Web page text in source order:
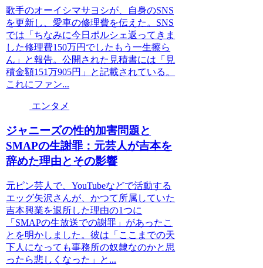
歌手のオーイシマサヨシが、自身のSNS
を更新し、愛車の修理費を伝えた。SNS
では「ちなみに今日ポルシェ返ってきま
した修理費150万円でしたもう一生擦ら
ん」と報告。公開された見積書には「見
積金額151万905円」と記載されている。
これにファン...
エンタメ
ジャニーズの性的加害問題と
SMAPの生謝罪：元芸人が吉本を
辞めた理由とその影響
元ピン芸人で、YouTubeなどで活動する
エッグ矢沢さんが、かつて所属していた
吉本興業を退所した理由の1つに
「SMAPの生放送での謝罪」があったこ
とを明かしました。彼は「ここまでの天
下人になっても事務所の奴隷なのかと思
ったら悲しくなった」と...